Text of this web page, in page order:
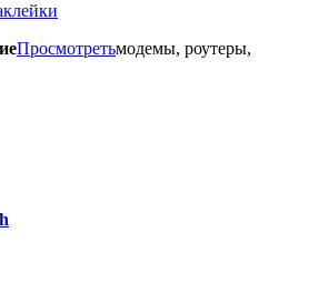
Просмотретьмодемы, роутеры,